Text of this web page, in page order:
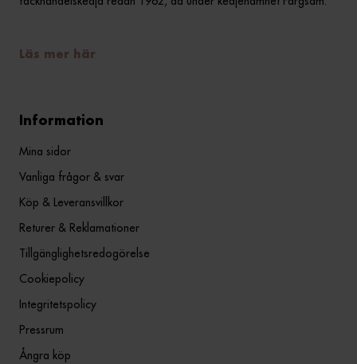
Läs mer här
Information
Mina sidor
Vanliga frågor & svar
Köp & Leveransvillkor
Returer & Reklamationer
Tillgänglighetsredogörelse
Cookiepolicy
Integritetspolicy
Pressrum
Ångra köp